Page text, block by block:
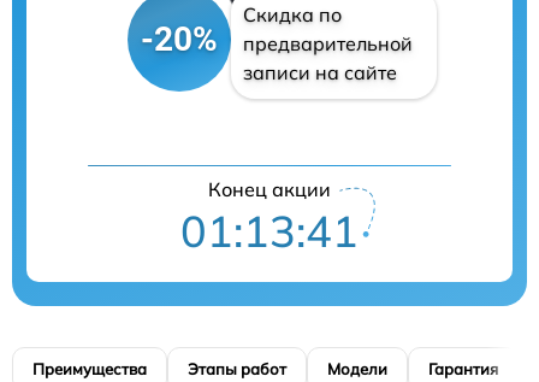
-20%
Скидка по
предварительной
записи на сайте
Конец акции
01:13:40
Преимущества Этапы работ Модели Гарантия